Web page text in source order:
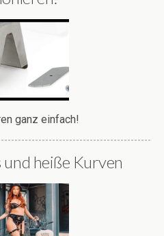
ganz einfach!
heiße Kurven